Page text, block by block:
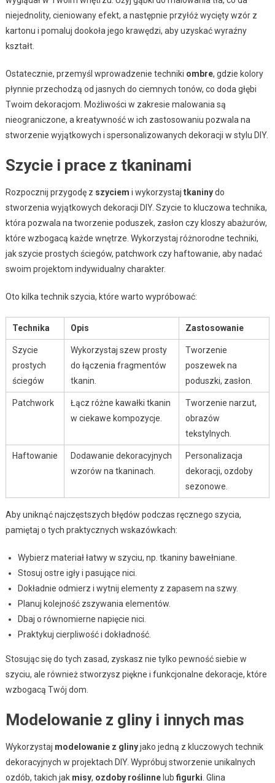
niejednolity, cieniowany efekt, a następnie przyłóż wycięty wzór z
kartonu i pomaluj dookoła jego krawędzi, aby uzyskać wyraźny
kształt.
Ostatecznie, przemyśl wprowadzenie techniki ombre, gdzie kolory
płynnie przechodzą od jasnych do ciemnych tonów, co doda głębi
Twoim dekoracjom. Możliwości w zakresie malowania są
nieograniczone, a kreatywność w ich zastosowaniu pozwala na
stworzenie wyjątkowych i spersonalizowanych dekoracji w stylu DIY.
Szycie i prace z tkaninami
Rozpocznij przygodę z szyciem i wykorzystaj tkaninydo
stworzenia wyjątkowych dekoracji DIY. Szycie to kluczowa technika,
która pozwala na tworzenie poduszek, zasłon czy kloszy abażurów,
które wzbogacą każde wnętrze. Wykorzystaj różnorodne techniki,
jak szycie prostych ściegów, patchwork czy haftowanie, aby nadać
swoim projektom indywidualny charakter.
Oto kilka technik szycia, które warto wypróbować:
Technika Opis Zastosowanie
Szycie
prostych
ściegów
Wykorzystaj szew prosty
do łączenia fragmentów
tkanin.
Tworzenie
poszewek na
poduszki, zasłon.
Patchwork
Łącz różne kawałki tkanin
w ciekawe kompozycje.
Tworzenie narzut,
obrazów
tekstylnych.
Haftowanie
Dodawanie dekoracyjnych
wzorów na tkaninach.
Personalizacja
dekoracji, ozdoby
sezonowe.
Aby uniknąć najczęstszych błędów podczas ręcznego szycia,
pamiętaj o tych praktycznych wskazówkach:
Wybierz materiał łatwy w szyciu, np. tkaniny bawełniane.
Stosuj ostre igły i pasujące nici.
Dokładnie odmierz i wytnij elementy z zapasem na szwy.
Planuj kolejność zszywania elementów.
Dbaj o równomierne napięcie nici.
Praktykuj cierpliwość i dokładność.
Stosując się do tych zasad, zyskasz nie tylko pewność siebie w
szyciu, ale również stworzysz piękne i funkcjonalne dekoracje, które
wzbogacą Twój dom.
Modelowanie z gliny i innych mas
Wykorzystaj modelowanie z glinyjako jedną z kluczowych technik
dekoracyjnych w projektach DIY. Wypróbuj stworzenie unikalnych
ozdób, takich jak misy, ozdoby roślinnelub figurki . Glina